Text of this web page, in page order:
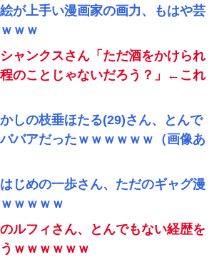
絵が上手い漫画家の画力、もはや芸
ｗｗ
シャンクスさん「ただ酒をかけられ
のことじゃないだろう？」←これ
かしの枝垂ほたる(29)さん、とんで
バアだったｗｗｗｗｗｗ（画像あ
はじめの一歩さん、ただのギャグ漫
ｗｗｗｗ
のルフィさん、とんでもない経歴を
ｗｗｗｗｗｗ